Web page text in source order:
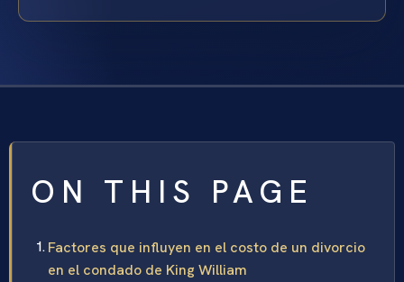
ON THIS PAGE
Factores que influyen en el costo de un divorcio
en el condado de King William